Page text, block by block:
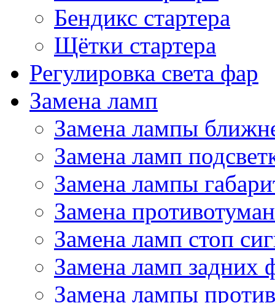
Бендикс стартера
Щётки стартера
Регулировка света фар
Замена ламп
Замена лампы
Замена ламп
Замена лампы
Замена
Замена ламп стоп
Замена ламп задних
Замена лампы